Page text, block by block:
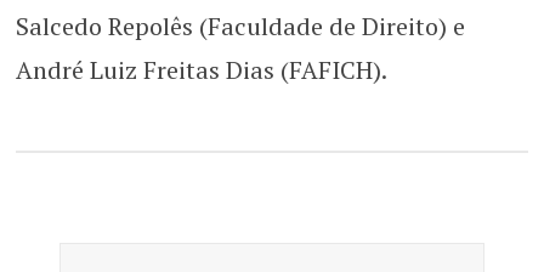
Salcedo Repolês (Faculdade de Direito) e
André Luiz Freitas Dias (FAFICH).